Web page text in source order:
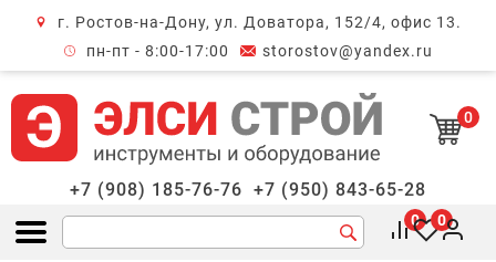
г. Ростов-на-Дону, ул. Доватора, 152/4, офис 13.
пн-пт - 8:00-17:00
storostov@yandex.ru
0
+7 (908) 185-76-76 +7 (950) 843-65-28
Открыть меню
0 0